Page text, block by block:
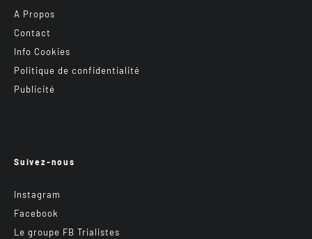
A Propos
Contact
Info Cookies
Politique de confidentialité
Publicité
Suivez-nous
Instagram
Facebook
Le groupe FB Trialistes